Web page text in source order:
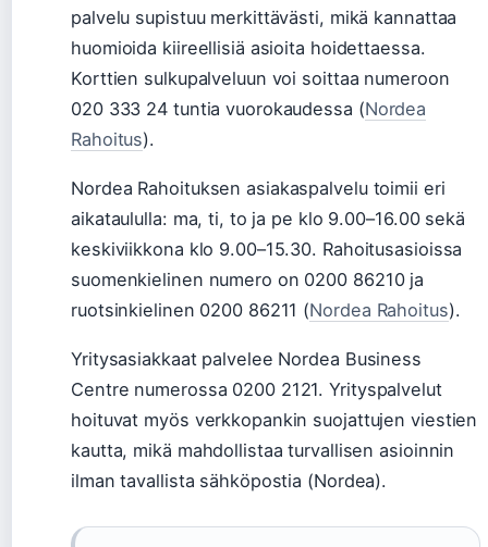
palvelu supistuu merkittävästi, mikä kannattaa
huomioida kiireellisiä asioita hoidettaessa.
Korttien sulkupalveluun voi soittaa numeroon
020 333 24 tuntia vuorokaudessa (Nordea
Rahoitus).
Nordea Rahoituksen asiakaspalvelu toimii eri
aikataululla: ma, ti, to ja pe klo 9.00–16.00 sekä
keskiviikkona klo 9.00–15.30. Rahoitusasioissa
suomenkielinen numero on 0200 86210 ja
ruotsinkielinen 0200 86211 (Nordea Rahoitus).
Yritysasiakkaat palvelee Nordea Business
Centre numerossa 0200 2121. Yrityspalvelut
hoituvat myös verkkopankin suojattujen viestien
kautta, mikä mahdollistaa turvallisen asioinnin
ilman tavallista sähköpostia (Nordea).